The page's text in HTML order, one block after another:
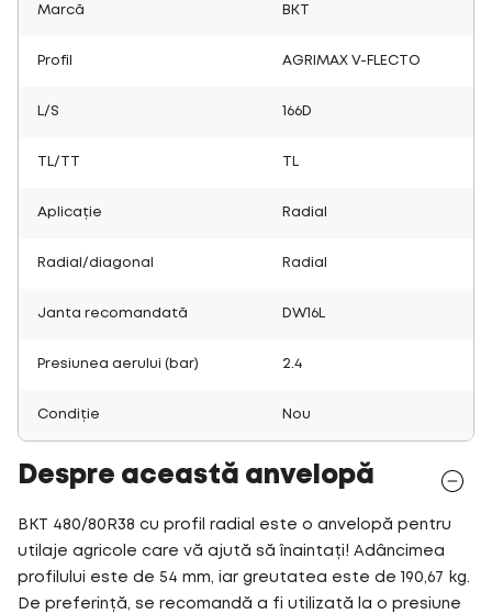
Marcă BKT
Profil AGRIMAX V-FLECTO
L/S 166D
TL/TT
Aplicație Radial
Radial/diagonal Radial
Janta recomandată DW16L
Presiunea aerului (bar) 2.4
Condiție Nou
Despre această anvelopă
BKT 480/80R38 cu profil radial este o anvelopă pentru
utilaje agricole care vă ajută să înaintați! Adâncimea
profilului este de 54 mm, iar greutatea este de 190,67 kg.
De preferință, se recomandă a fi utilizată la o presiune